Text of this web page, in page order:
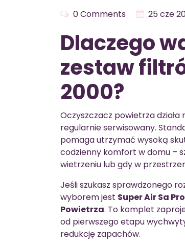
0 Comments 25 cze
Dlaczego
zestaw
2000?
Oczyszczacz powietrza
regularnie serwisowany.
pomaga utrzymać wysoką
codzienny komfort w domu –
wietrzeniu lub gdy w
Jeśli szukasz sprawdzonego
wyborem jest Super Air Sa
Powietrza. To komplet
od pierwszego etapu
redukcję zapachów.